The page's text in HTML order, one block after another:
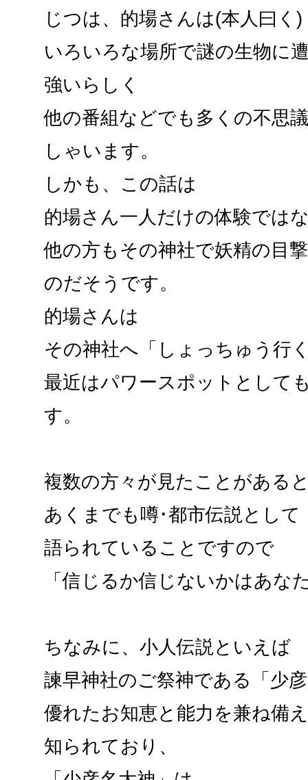
じつは、的場さんは(本人曰く)
いろいろな場所で謎の生物に
強いらしく
他の番組などでも多くの不思
しゃいます。
しかも、この話は
的場さん一人だけの体験では
他の方もその神社で妖精の目
のだそうです。
的場さんは
その神社へ「しょっちゅう行
最近はパワースポットとして
す。
複数の方々が見たことがある
あくまでも噂･都市伝説として
語られていることですので
「信じるか信じないかはあな
ちなみに、小人伝説といえば
諫早神社のご祭神である「少
優れたお知恵と能力を兼ね備
知られており、